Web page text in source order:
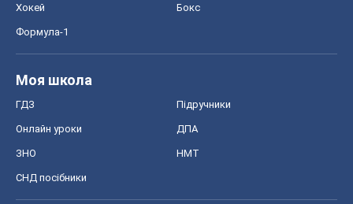
Хокей Бокс
Формула-1
Моя школа
ГДЗ Підручники
Онлайн уроки ДПА
ЗНО НМТ
СНД посібники